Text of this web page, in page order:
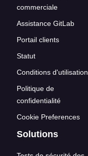
commerciale
Assistance GitLab
Portail clients
Statut
Conditions d'utilisation
Politique de
confidentialité
Cookie Preferences
Solutions